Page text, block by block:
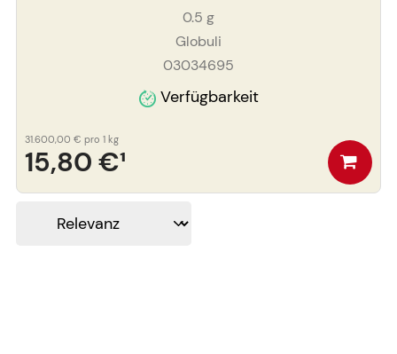
0.5 g
Globuli
03034695
Verfügbarkeit
15,80 €¹
31.600,00 € pro 1 kg